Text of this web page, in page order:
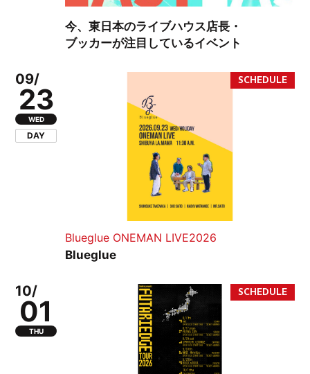
今、東日本のライブハウス店長・
ブッカーが注目しているイベント
09/
23
WED
DAY
Blueglue ONEMAN LIVE2026
Blueglue
10/
01
THU